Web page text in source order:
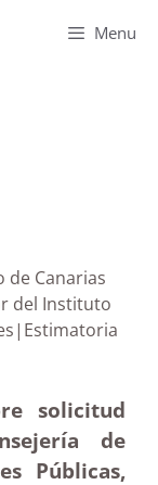
Menu
de Canarias
del Instituto
solicitud
de
Públicas,